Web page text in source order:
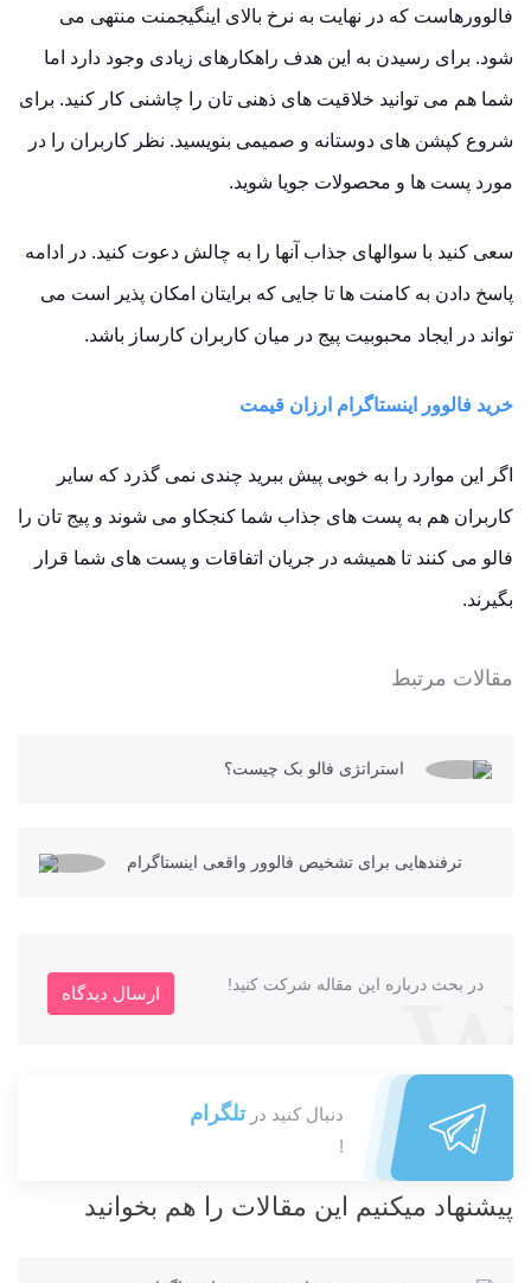
فالوورهاست که در نهایت به نرخ بالای اینگیجمنت منتهی می
شود. برای رسیدن به این هدف راهکارهای زیادی وجود دارد اما
شما هم می توانید خلاقیت های ذهنی تان را چاشنی کار کنید. برای
شروع کپشن های دوستانه و صمیمی بنویسید. نظر کاربران را در
مورد پست ها و محصولات جویا شوید.
سعی کنید با سوالهای جذاب آنها را به چالش دعوت کنید. در ادامه
پاسخ دادن به کامنت ها تا جایی که برایتان امکان پذیر است می
تواند در ایجاد محبوبیت پیج در میان کاربران کارساز باشد.
خرید فالوور اینستاگرام ارزان قیمت
اگر این موارد را به خوبی پیش ببرید چندی نمی گذرد که سایر
کاربران هم به پست های جذاب شما کنجکاو می شوند و پیج تان را
فالو می کنند تا همیشه در جریان اتفاقات و پست های شما قرار
بگیرند.
مقالات مرتبط
استراتژی فالو بک چیست؟
ترفندهایی برای تشخیص فالوور واقعی اینستاگرام
در بحث درباره این مقاله شرکت کنید! ارسال دیدگاه
دنبال کنید در تلگرام
!
پیشنهاد میکنیم این مقالات را هم بخوانید